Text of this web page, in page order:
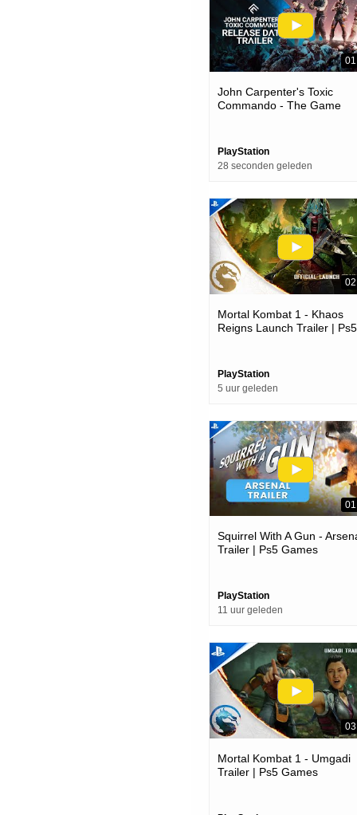
John Carpenter's Toxic
Commando - The Game
PlayStation
28 seconden geleden
Mortal Kombat 1 - Khaos
Reigns Launch Trailer | Ps5
PlayStation
5 uur geleden
Squirrel With A Gun -
Trailer | Ps5 Games
PlayStation
11 uur geleden
Mortal Kombat 1 - Umgadi
Trailer | Ps5 Games